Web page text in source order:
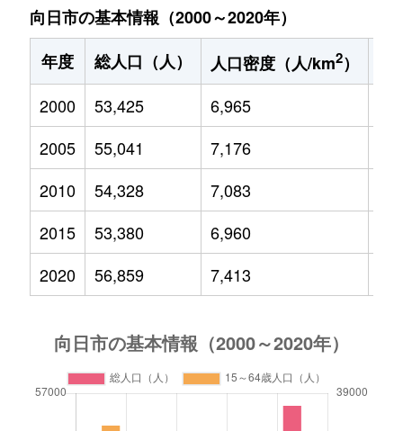
向日市の基本情報（2000～2020年）
年度
総人口（人） 人口密度（人/km2）
2000
53,425 6,965
2005
55,041 7,176
2010
54,328 7,083
2015
53,380 6,960
2020
56,859 7,413